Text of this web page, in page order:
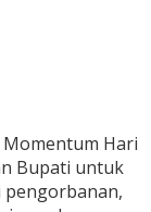
Hari
Bupati untuk
pengorbanan,